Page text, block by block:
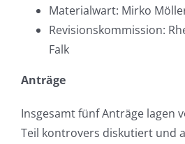
Materialwart: Mirko
Revisionskommission:
Falk
Anträge
Insgesamt fünf Anträge lagen
Teil kontrovers diskutiert und